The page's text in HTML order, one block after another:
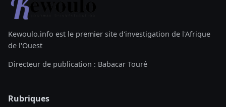
Kewoulo.info est le premier site d'investigation de l'Afrique
de l'Ouest
Directeur de publication : Babacar Touré
Rubriques